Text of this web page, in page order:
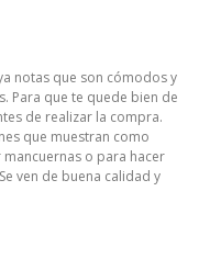
notas que son cómodos y
Para que te quede bien de
de realizar la compra.
que muestran como
o para hacer
ven de buena calidad y